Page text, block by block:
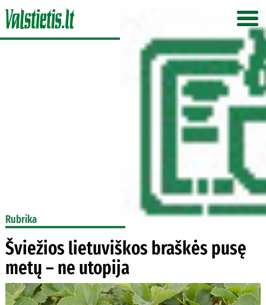
Rubrika
Šviežios lietuviškos braškės pusę
metų – ne utopija